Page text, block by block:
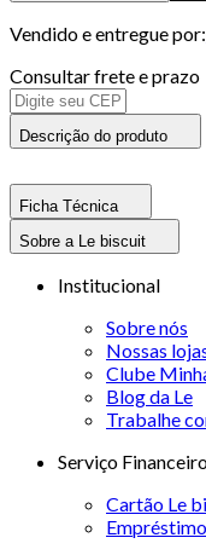
Vendido e entregue por:
Consultar frete e prazo
Descrição do produto
Ficha Técnica
Sobre a Le biscuit
Institucional
Sobre nós
Nossas
Clube
Blog da Le
Trabalhe
Serviço
Cartão Le